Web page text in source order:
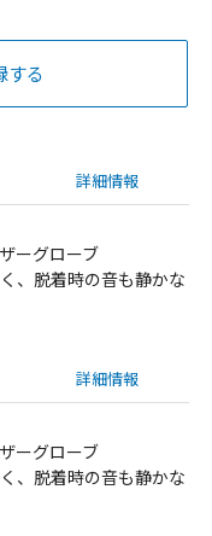
する
詳細情報
ーグローブ
、脱着時の音も静かな
詳細情報
ーグローブ
、脱着時の音も静かな